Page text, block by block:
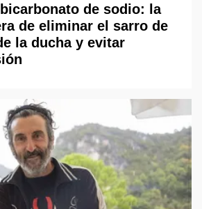
de sodio: la
de eliminar el sarro de
la ducha y evitar